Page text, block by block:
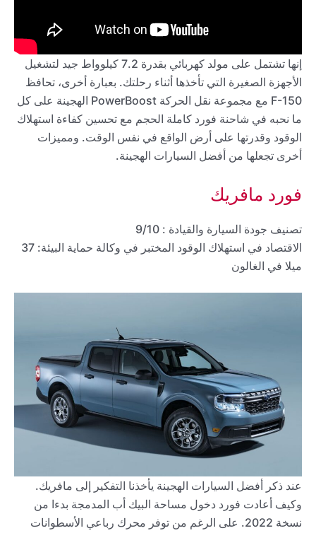
إنها تشتمل على مولد كهربائي بقدرة 7.2 كيلوواط جيد لتشغيل
الأجهزة الصغيرة التي تأخذها أثناء رحلتك. بعبارة أخرى، تحافظ
F-150 مع مجموعة نقل الحركة PowerBoost الهجينة على كل
ما نحبه في شاحنة فورد كاملة الحجم مع تحسين كفاءة استهلاك
الوقود وقدرتها على أرض الواقع في نفس الوقت. ومميزات
أخرى تجعلها من أفضل السيارات الهجينة.
فورد مافريك
تصنيف جودة السيارة والقيادة : 9/10
الاقتصاد في استهلاك الوقود المختبر في وكالة حماية البيئة: 37
ميلا في الغالون
عند ذكر أفضل السيارات الهجينة يأخذنا التفكير إلى مافريك.
وكيف أعادت فورد دخول مساحة البيك أب المدمجة بدءا من
نسخة 2022. على الرغم من توفر محرك رباعي الأسطوانات